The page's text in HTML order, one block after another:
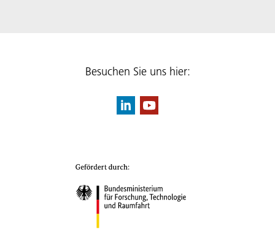
Besuchen Sie uns hier: